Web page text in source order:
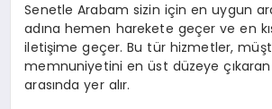
Senetle Arabam sizin için en uygun
adına hemen harekete geçer ve en
iletişime geçer. Bu tür hizmetler,
memnuniyetini en üst düzeye
arasında yer alır.